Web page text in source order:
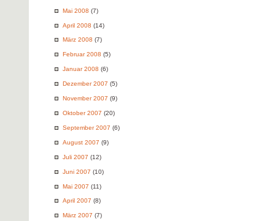
Mai 2008 (7)
April 2008 (14)
März 2008 (7)
Februar 2008 (5)
Januar 2008 (6)
Dezember 2007 (5)
November 2007 (9)
Oktober 2007 (20)
September 2007 (6)
August 2007 (9)
Juli 2007 (12)
Juni 2007 (10)
Mai 2007 (11)
April 2007 (8)
März 2007 (7)